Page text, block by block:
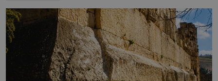
ní vidí důkaz ztracené civilizace nebo dokonce
znalost Antarktidy dávno před jejím objevením.
Jiní tvrdí,